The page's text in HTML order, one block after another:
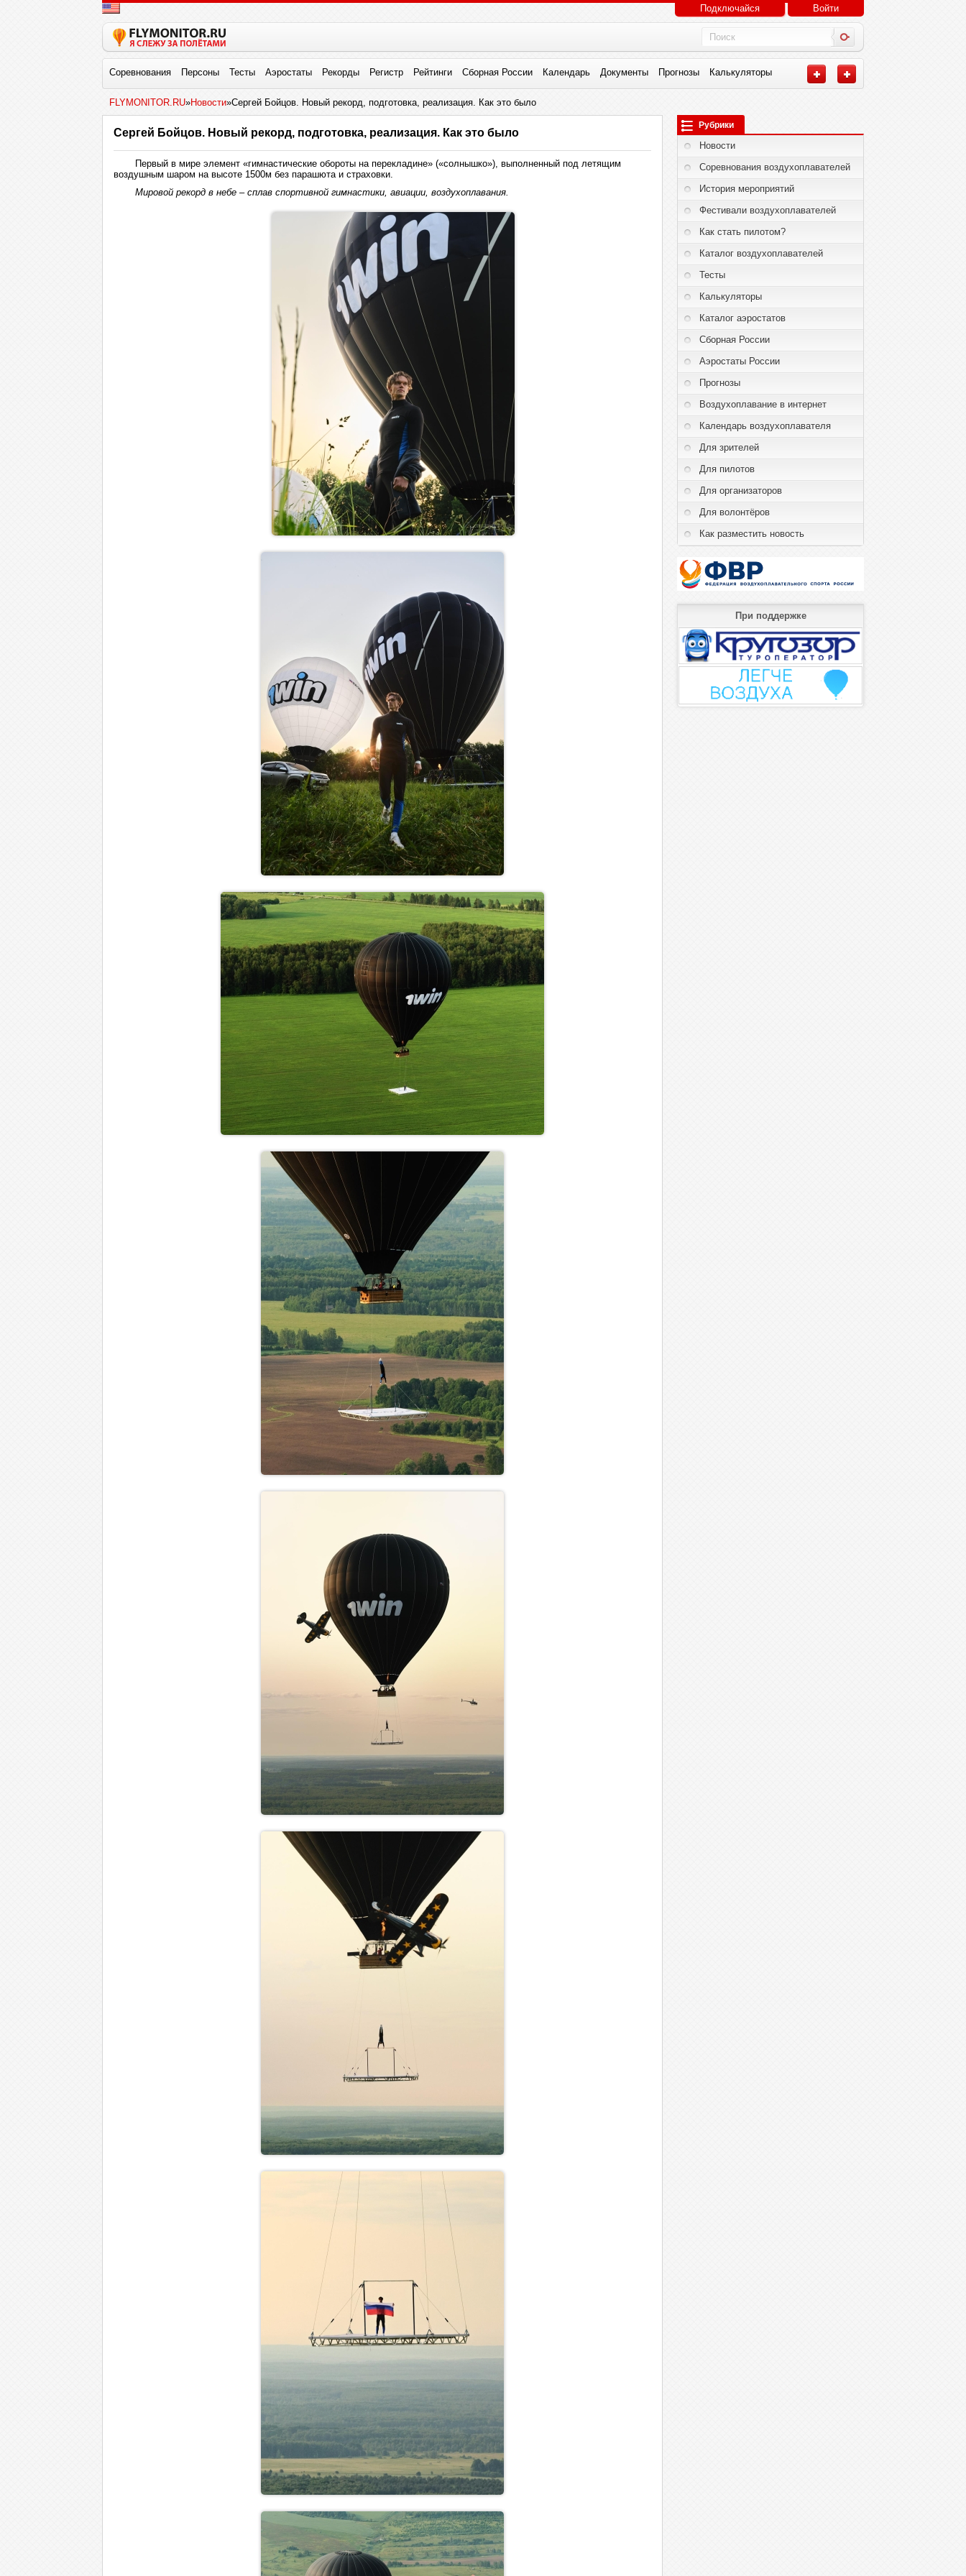
Подключайся Войти
Соревнования Персоны Тесты Аэростаты Рекорды Регистр Рейтинги Сборная России Календарь Документы Прогнозы Калькуляторы
FLYMONITOR.RU»Новости»Сергей Бойцов. Новый рекорд, подготовка, реализация. Как это было
Сергей Бойцов. Новый рекорд, подготовка, реализация. Как это было
Первый в мире элемент «гимнастические обороты на перекладине» («солнышко»), выполненный под летящим
воздушным шаром на высоте 1500м без парашюта и страховки.
Мировой рекорд в небе – сплав спортивной гимнастики, авиации, воздухоплавания.
Рубрики
Новости
Соревнования воздухоплавателей
История мероприятий
Фестивали воздухоплавателей
Как стать пилотом?
Каталог воздухоплавателей
Тесты
Калькуляторы
Каталог аэростатов
Сборная России
Аэростаты России
Прогнозы
Воздухоплавание в интернет
Календарь воздухоплавателя
Для зрителей
Для пилотов
Для организаторов
Для волонтёров
Как разместить новость
При поддержке